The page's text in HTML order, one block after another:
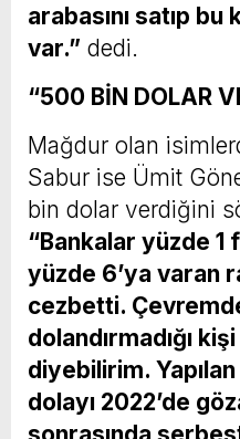
arabasını satıp
var.” dedi.
“500 BİN DOLAR
Mağdur olan
Sabur ise Ümit
bin dolar verdiğini
“Bankalar yüzde
yüzde 6’ya varan
cezbetti.
dolandırmadığı
diyebilirim.
dolayı 2022’de